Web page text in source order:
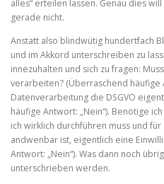
alles“ erteilen lassen. Genau dies
gerade nicht.
Anstatt also blindwütig hundertfach
und im Akkord unterschreiben zu
innezuhalten und sich zu fragen:
verarbeiten? (Überraschend häufige
Datenverarbeitung die DSGVO
häufige Antwort: „Nein“). Benötige
ich wirklich durchführen muss und für
andwenbar ist, eigentlich eine
Antwort: „Nein“). Was dann noch
unterschrieben werden.